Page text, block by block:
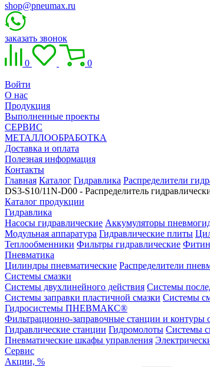
shop@pneumax.ru
заказать звонок
0 0
Войти
О нас
Продукция
Выполненные проекты
СЕРВИС
МЕТАЛЛООБРАБОТКА
Доставка и оплата
Полезная информация
Контакты
Главная Каталог Гидравлика Распределители
DS3-S10/11N-D00 - Распределитель
Каталог продукции
Гидравлика
Насосы гидравлические Аккумуляторы
Модульная аппаратура Гидравлические плиты
Теплообменники Фильтры гидравлические
Пневматика
Цилиндры пневматические Распределители
Системы смазки
Системы двухлинейного действия Системы
Системы заправки пластичной смазки Системы
Гидросистемы ПНЕВМАКС®
Фильтрационно-заправочные станции и контуры
Гидравлические станции Гидромолоты Системы
Пневматические шкафы управления
Сервис
Акции, %